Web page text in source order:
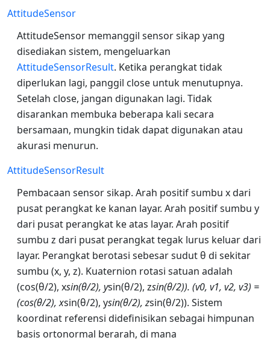
AttitudeSensor
AttitudeSensor memanggil sensor sikap yang
disediakan sistem, mengeluarkan
AttitudeSensorResult. Ketika perangkat tidak
diperlukan lagi, panggil close untuk menutupnya.
Setelah close, jangan digunakan lagi. Tidak
disarankan membuka beberapa kali secara
bersamaan, mungkin tidak dapat digunakan atau
akurasi menurun.
AttitudeSensorResult
Pembacaan sensor sikap. Arah positif sumbu x dari
pusat perangkat ke kanan layar. Arah positif sumbu y
dari pusat perangkat ke atas layar. Arah positif
sumbu z dari pusat perangkat tegak lurus keluar dari
layar. Perangkat berotasi sebesar sudut θ di sekitar
sumbu (x, y, z). Kuaternion rotasi satuan adalah
(cos(θ/2), xsin(θ/2), ysin(θ/2), zsin(θ/2)). (v0, v1, v2, v3) =
(cos(θ/2), xsin(θ/2), ysin(θ/2), zsin(θ/2)). Sistem
koordinat referensi didefinisikan sebagai himpunan
basis ortonormal berarah, di mana